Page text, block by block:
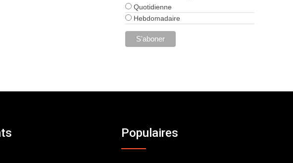
Quotidienne
Hebdomadaire
Populaires